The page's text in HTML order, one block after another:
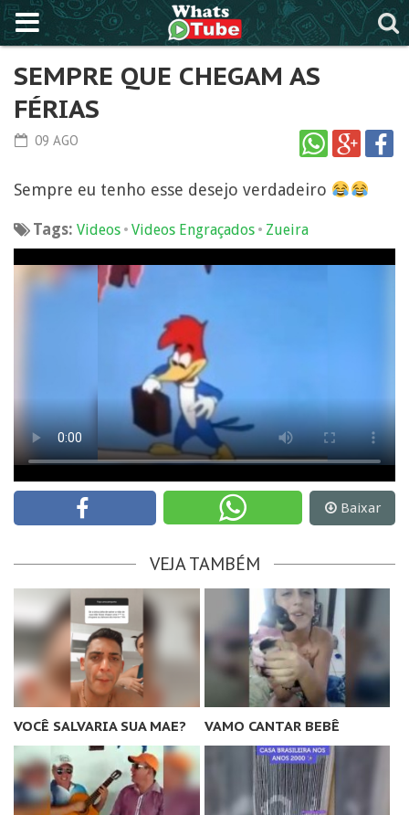
SEMPRE QUE CHEGAM AS
FÉRIAS
09 AGO
Sempre eu tenho esse desejo verdadeiro
Tags: Videos • Videos Engraçados • Zueira
Baixar
VEJA TAMBÉM
VOCÊ SALVARIA SUA MAE? VAMO CANTAR BEBÊ